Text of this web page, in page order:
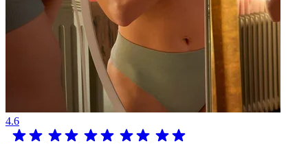
4.6